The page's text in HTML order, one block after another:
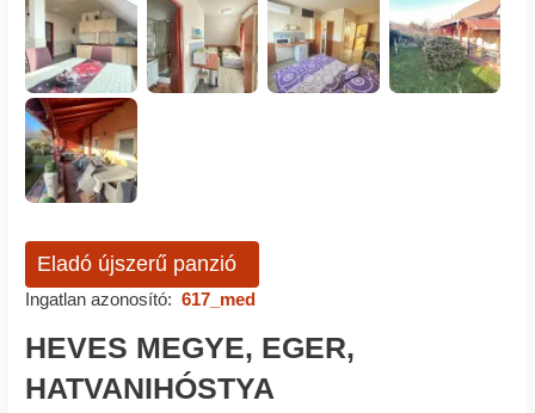
Eladó újszerű panzió
Ingatlan azonosító: 617_med
HEVES MEGYE, EGER,
HATVANIHÓSTYA